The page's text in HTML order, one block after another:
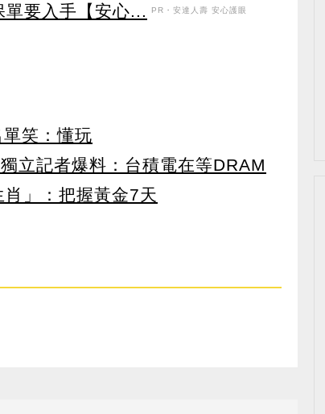
要入手【安心... PR・安達人壽 安心護眼
笑：懂玩
立記者爆料：台積電在等DRAM
」：把握黃金7天